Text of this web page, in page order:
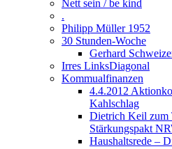
Nett sein / be kind
.
Philipp Müller 1952
30 Stunden-Woche
Gerhard
Irres LinksDiagonal
Kommualfinanzen
4.4.2012
Kahlschlag
Dietrich Keil zum
Stärkungspakt
Haushaltsrede –